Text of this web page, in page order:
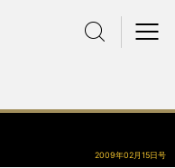
2009年02月15日号